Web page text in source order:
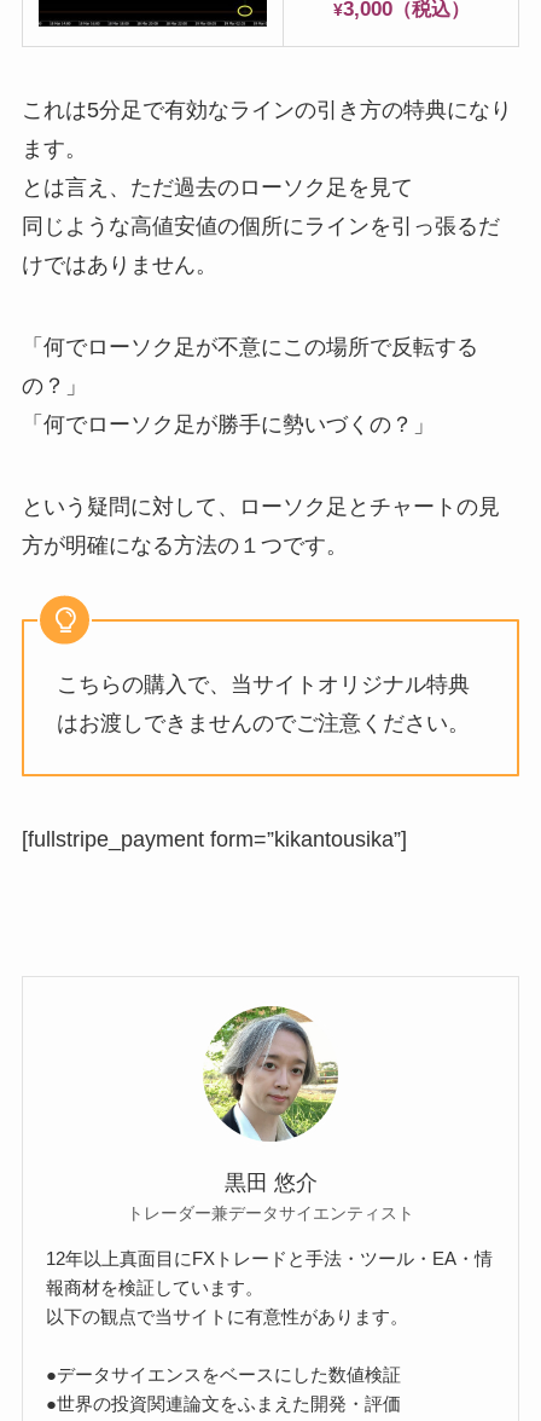
¥3,000（税込）
これは5分足で有効なラインの引き方の特典になり
ます。
とは言え、ただ過去のローソク足を見て
同じような高値安値の個所にラインを引っ張るだ
けではありません。
「何でローソク足が不意にこの場所で反転する
の？」
「何でローソク足が勝手に勢いづくの？」
という疑問に対して、ローソク足とチャートの見
方が明確になる方法の１つです。
こちらの購入で、当サイトオリジナル特典
はお渡しできませんのでご注意ください。
[fullstripe_payment form=”kikantousika”]
黒田 悠介
トレーダー兼データサイエンティスト
12年以上真面目にFXトレードと手法・ツール・EA・情
報商材を検証しています。
以下の観点で当サイトに有意性があります。
●データサイエンスをベースにした数値検証
●世界の投資関連論文をふまえた開発・評価